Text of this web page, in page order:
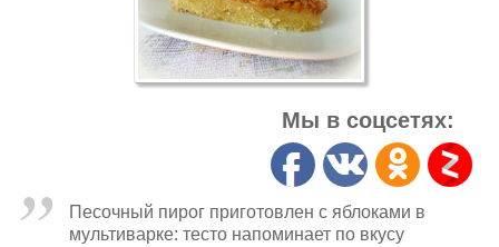
Мы в соцсетях:
Песочный пирог приготовлен с яблоками в
мультиварке: тесто напоминает по вкусу